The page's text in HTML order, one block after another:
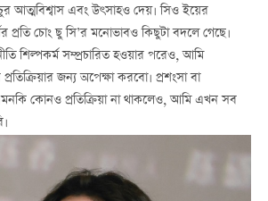
আত্মবিশ্বাস এবং উৎসাহও দেয়। সিও ইয়ের
প্রতি চোং ছু সি’র মনোভাবও কিছুটা বদলে গেছে।
শিল্পকর্ম সম্প্রচারিত হওয়ার পরেও, আমি
জন্য অপেক্ষা করবো। প্রশংসা বা
কোনও প্রতিক্রিয়া না থাকলেও, আমি এখন সব